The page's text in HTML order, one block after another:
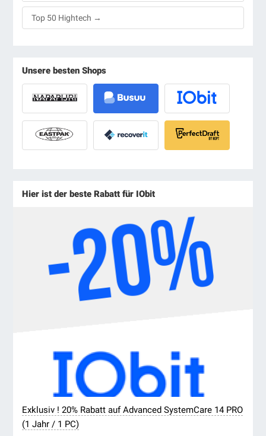
Top 50 Hightech →
Unsere besten Shops
Hier ist der beste Rabatt für IObit
Exklusiv ! 20% Rabatt auf Advanced SystemCare 14 PRO
(1 Jahr / 1 PC)